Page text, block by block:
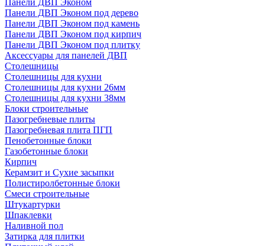
Панели ДВП Эконом
Панели ДВП Эконом под дерево
Панели ДВП Эконом под камень
Панели ДВП Эконом под кирпич
Панели ДВП Эконом под плитку
Аксессуары для панелей ДВП
Столешницы
Столешницы для кухни
Столешницы для кухни 26мм
Столешницы для кухни 38мм
Блоки строительные
Пазогребневые плиты
Пазогребневая плита ПГП
Пенобетонные блоки
Газобетонные блоки
Кирпич
Керамзит и Сухие засыпки
Полистиролбетонные блоки
Смеси строительные
Штукартурки
Шпаклевки
Наливной пол
Затирка для плитки